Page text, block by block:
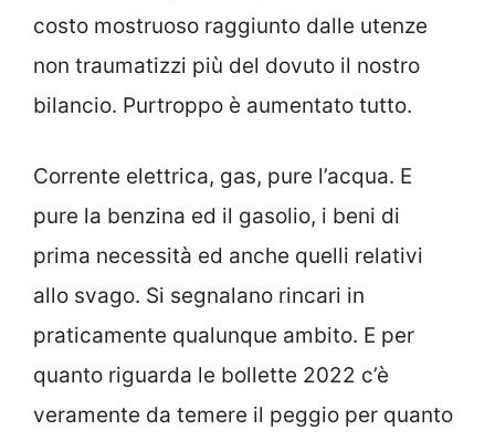
costo mostruoso raggiunto dalle utenze
non traumatizzi più del dovuto il nostro
bilancio. Purtroppo è aumentato tutto.
Corrente elettrica, gas, pure l’acqua. E
pure la benzina ed il gasolio, i beni di
prima necessità ed anche quelli relativi
allo svago. Si segnalano rincari in
praticamente qualunque ambito. E per
quanto riguarda le bollette 2022 c’è
veramente da temere il peggio per quanto